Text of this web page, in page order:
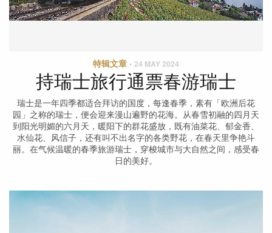
特辑文章 · 24 MAY 2024
持瑞士旅行通票春游瑞士
瑞士是一年四季都适合拜访的国度，每逢春季，素有「欧洲后花
园」之称的瑞士，便会迎来漫山遍野的花海。从春雪初融的四月天
到阳光明媚的六月天，暖阳下的群花盛放，既有油菜花、郁金香、
水仙花、风信子，还有叫不出名字的各类野花，在春天里争艳斗
丽。在气候温暖的春季旅游瑞士，穿梭城市与大自然之间，感受春
日的美好。